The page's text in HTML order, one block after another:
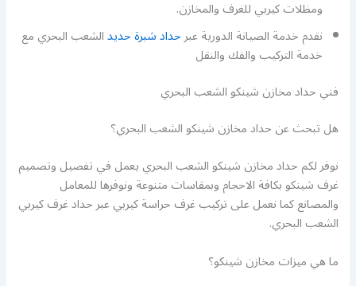
ومظلات كيربي للغرف والمخازن.
نقدم خدمة الصيانة الدورية عبرحداد شبرة حديدالشعب البحري مع
خدمة التركيب والفك والنقل
فني حداد مخازن شينكو الشعب البحري
هل تبحث عن حداد مخازن شينكو الشعب البحري؟
نوفر لكم حداد مخازن شينكو الشعب البحري يعمل في تفصيل وتصميم
غرف شينكو بكافة الاحجام وبمقاسات متنوعة ونوفرها للمعامل
والمصانع كما نعمل على تركيب غرف حراسة كيربي عبر حداد غرف كيربي
الشعب البحري.
ما هي ميزات مخازن شينكو؟